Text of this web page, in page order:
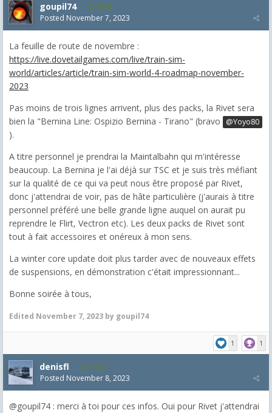
goupil74 2,545
Posted November 7, 2023
La feuille de route de novembre :
https://live.dovetailgames.com/live/train-sim-
world/articles/article/train-sim-world-4-roadmap-november-
2023
Pas moins de trois lignes arrivent, plus des packs, la Rivet sera
bien la "Bernina Line: Ospizio Bernina - Tirano" (bravo
@Yoyo80
).
A titre personnel je prendrai la Maintalbahn qui m'intéresse
beaucoup. La Bernina je l'ai déjà sur TSC et je suis très méfiant
sur la qualité de ce qui va peut nous être proposé par Rivet,
donc j'attendrai de voir, pas de hâte particulière (j'aurais à titre
personnel préféré une belle grande ligne auquel on aurait pu
reprendre le Flirt, Vectron etc). Les deux packs de Rivet sont
tout à fait accessoires et onéreux à mon sens.
La winter core update doit plus tarder avec de nouveaux effets
de suspensions, en démonstration c'était impressionnant...
Bonne soirée à tous,
Edited November 7, 2023 by goupil74
1 1
denisfl 1,522
Posted November 8, 2023
@goupil74 : merci à toi pour ces infos. Oui pour Rivet j'attendrai